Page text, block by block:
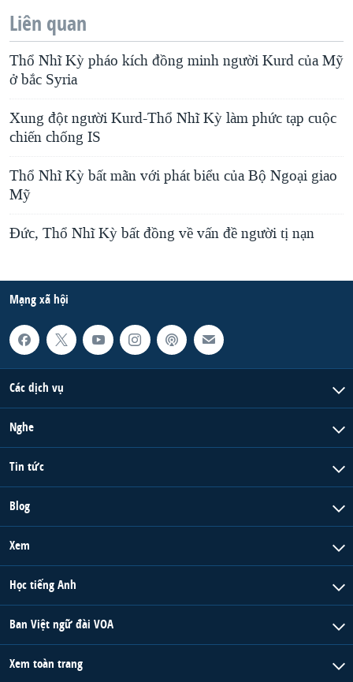
Liên quan
Thổ Nhĩ Kỳ pháo kích đồng minh người Kurd của Mỹ
ở bắc Syria
Xung đột người Kurd-Thổ Nhĩ Kỳ làm phức tạp cuộc
chiến chống IS
Thổ Nhĩ Kỳ bất mãn với phát biểu của Bộ Ngoại giao
Mỹ
Đức, Thổ Nhĩ Kỳ bất đồng về vấn đề người tị nạn
Mạng xã hội
Các dịch vụ
Nghe
Tin tức
Blog
Xem
Học tiếng Anh
Ban Việt ngữ đài VOA
Xem toàn trang